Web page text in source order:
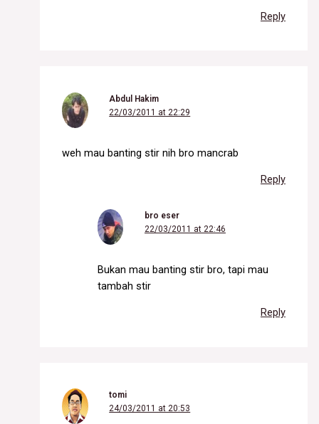
Reply
Abdul Hakim
22/03/2011 at 22:29
weh mau banting stir nih bro mancrab
Reply
bro eser
22/03/2011 at 22:46
Bukan mau banting stir bro, tapi mau
tambah stir
Reply
tomi
24/03/2011 at 20:53